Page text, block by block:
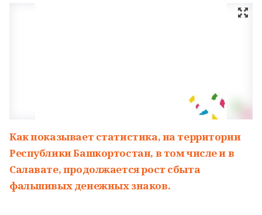
Как показывает статистика, на территории
Республики Башкортостан, в том числе и в
Салавате, продолжается рост сбыта
фальшивых денежных знаков.